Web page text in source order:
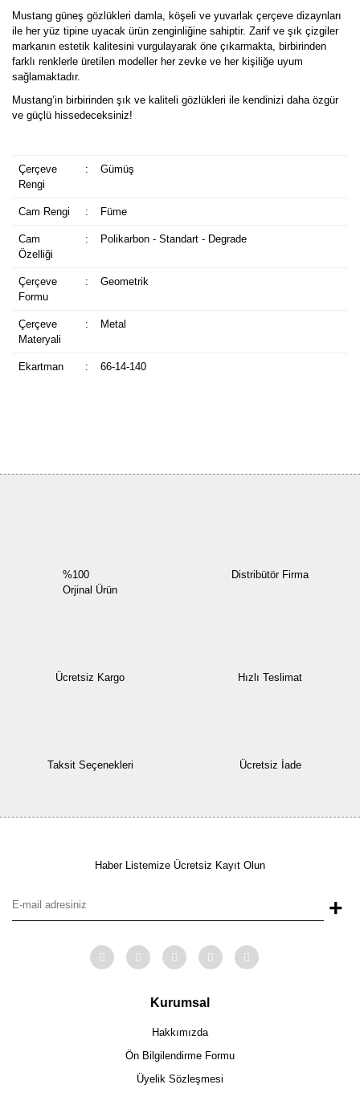
Mustang güneş gözlükleri damla, köşeli ve yuvarlak çerçeve dizaynları
ile her yüz tipine uyacak ürün zenginliğine sahiptir. Zarif ve şık çizgiler
markanın estetik kalitesini vurgulayarak öne çıkarmakta, birbirinden
farklı renklerle üretilen modeller her zevke ve her kişiliğe uyum
sağlamaktadır.
Mustang’in birbirinden şık ve kaliteli gözlükleri ile kendinizi daha özgür
ve güçlü hissedeceksiniz!
Çerçeve
Rengi
: Gümüş
Cam Rengi : Füme
Cam
Özelliği
: Polikarbon - Standart - Degrade
Çerçeve
Formu
: Geometrik
Çerçeve
Materyali
: Metal
Ekartman : 66-14-140
%100
Orjinal Ürün
Distribütör Firma
Ücretsiz Kargo Hızlı Teslimat
Taksit Seçenekleri Ücretsiz İade
Haber Listemize Ücretsiz Kayıt Olun
+
Kurumsal
Hakkımızda
Ön Bilgilendirme Formu
Üyelik Sözleşmesi